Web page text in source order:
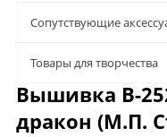
Сопутствующие
Товары для творчества
Вышивка В-
дракон (М.П.